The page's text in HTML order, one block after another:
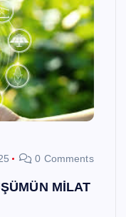
0 Comments
MİLAT